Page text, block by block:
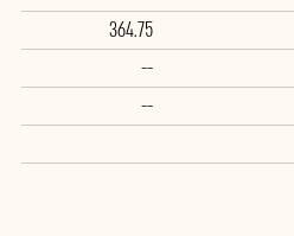
364.75
--
--